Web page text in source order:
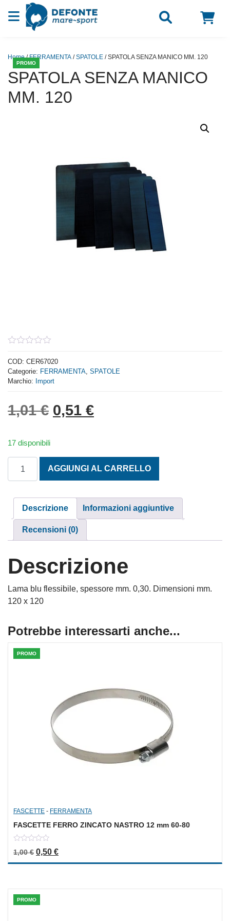
Vai al contenuto
PROMO
Home/FERRAMENTA /SPATOLE / SPATOLA SENZA MANICO MM. 120
SPATOLA SENZA MANICO
MM. 120
out
of
5
COD: CER67020
Categorie: FERRAMENTA, SPATOLE
Marchio: Import
1,01€ Il prezzo originale era:
0,51 €Il prezzo attuale è:
17 disponibili
AGGIUNGI AL CARRELLO
Descrizione Informazioni aggiuntive
Recensioni (0)
Descrizione
Lama blu flessibile, spessore mm. 0,30. Dimensioni mm.
120 x 120
Potrebbe interessarti anche...
PROMO
FASCETTE - FERRAMENTA
FASCETTE FERRO ZINCATO NASTRO 12 mm 60-80
out
of
1,00€ Il prezzo originale era: 1,00 €.
0,50 €Il prezzo attuale è: 0,50 €.
PROMO